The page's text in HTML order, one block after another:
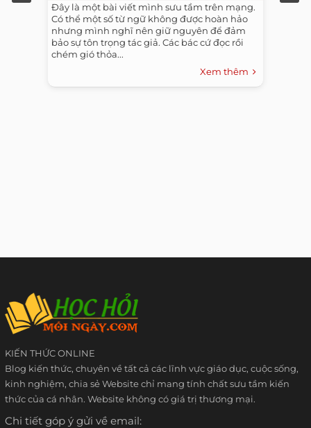
Đây là một bài viết mình sưu tầm trên mạng.
Có thể một số từ ngữ không được hoàn hảo
nhưng mình nghĩ nên giữ nguyên để đảm
bảo sự tôn trọng tác giả. Các bác cứ đọc rồi
chém gió thỏa...
Xem thêm
KIẾN THỨC ONLINE
Blog kiến thức, chuyên về tất cả các lĩnh vực giáo dục, cuộc sống,
kinh nghiệm, chia sẻ Website chỉ mang tính chất sưu tầm kiến
thức của cá nhân. Website không có giá trị thương mại.
Chi tiết góp ý gửi về email: